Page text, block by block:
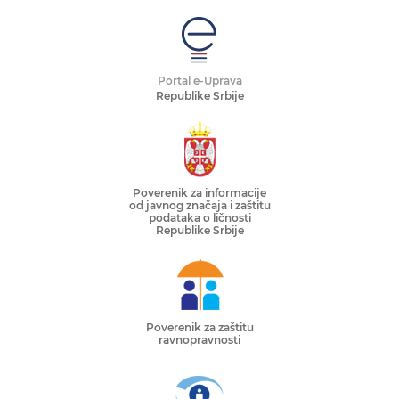
Portal e-Uprava
Republike Srbije
Poverenik za informacije
od javnog značaja i zaštitu
podataka o ličnosti
Republike Srbije
Poverenik za zaštitu
ravnopravnosti